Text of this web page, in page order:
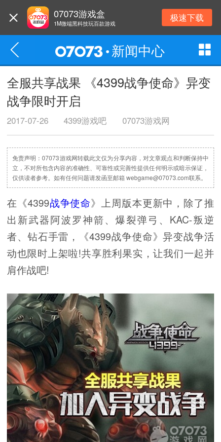
07073游戏盒
1M微端黑科技玩百款游戏 极速下载
新闻中心
全服共享战果 《4399战争使命》异变
战争限时开启
2017-07-26 4399游戏吧 07073游戏网
免责声明：07073游戏网转载此文仅为分享内容，对文章观点和判断保持中
立，不对所包含内容的准确性、可靠性或完善性提供任何明示或暗示保证，
仅供读者参考。如有任何问题请发函至邮箱 webgame@07073.com联系。
在《4399战争使命》上周版本更新中，除了推
出新武器阿波罗神箭、爆裂弹弓、KAC-叛逆
者、钻石手雷，《4399战争使命》异变战争活
动也限时上架啦!共享胜利果实，让我们一起并
肩作战吧!